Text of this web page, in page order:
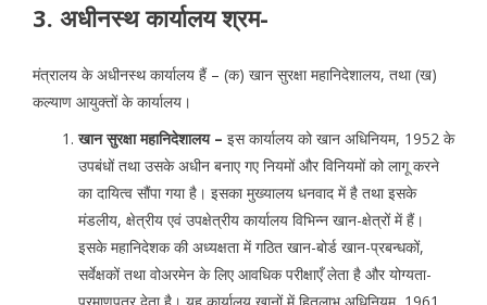
3. अधीनस्थ कार्यालय श्रम-
मंत्रालय के अधीनस्थ कार्यालय हैं – (क) खान सुरक्षा महानिदेशालय, तथा (ख)
कल्याण आयुक्तों के कार्यालय।
खान सुरक्षा महानिदेशालय – इस कार्यालय को खान अधिनियम, 1952 के
उपबंधों तथा उसके अधीन बनाए गए नियमों और विनियमों को लागू करने
का दायित्व सौंपा गया है। इसका मुख्यालय धनवाद में है तथा इसके
मंडलीय, क्षेत्रीय एवं उपक्षेत्रीय कार्यालय विभिन्न खान-क्षेत्रों में हैं।
इसके महानिदेशक की अध्यक्षता में गठित खान-बोर्ड खान-प्रबन्धकों,
सर्वेक्षकों तथा वोअरमेन के लिए आवधिक परीक्षाएँ लेता है और योग्यता-